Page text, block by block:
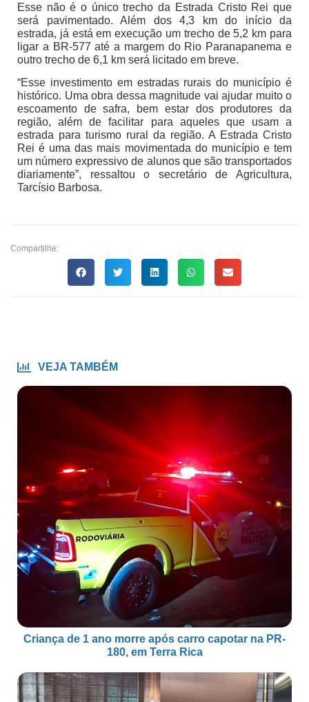
Esse não é o único trecho da Estrada Cristo Rei que
será pavimentado. Além dos 4,3 km do início da
estrada, já está em execução um trecho de 5,2 km para
ligar a BR-577 até a margem do Rio Paranapanema e
outro trecho de 6,1 km será licitado em breve.
“Esse investimento em estradas rurais do município é
histórico. Uma obra dessa magnitude vai ajudar muito o
escoamento de safra, bem estar dos produtores da
região, além de facilitar para aqueles que usam a
estrada para turismo rural da região. A Estrada Cristo
Rei é uma das mais movimentada do município e tem
um número expressivo de alunos que são transportados
diariamente”, ressaltou o secretário de Agricultura,
Tarcísio Barbosa.
Compartilhe:
VEJA TAMBÉM
Criança de 1 ano morre após carro capotar na PR-
180, em Terra Rica